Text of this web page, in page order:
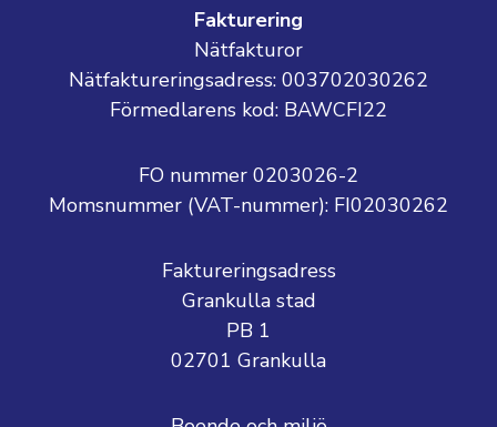
Fakturering
Nätfakturor
Nätfaktureringsadress: 003702030262
Förmedlarens kod: BAWCFI22
FO nummer 0203026-2
Momsnummer (VAT-nummer): FI02030262
Faktureringsadress
Grankulla stad
PB 1
02701 Grankulla